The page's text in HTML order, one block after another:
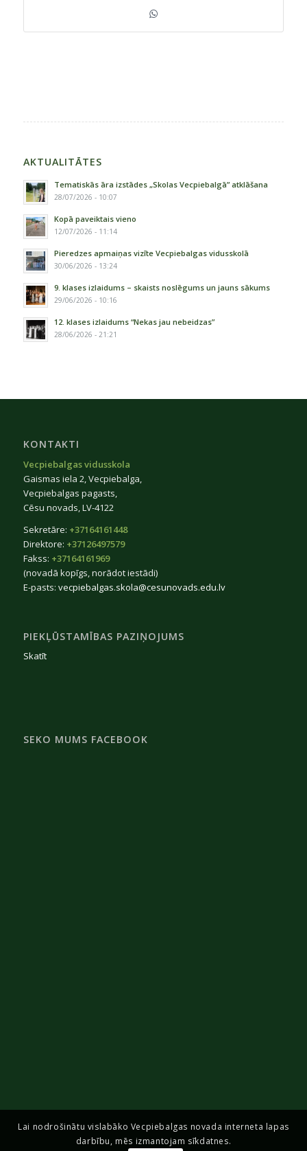
AKTUALITĀTES
Tematiskās āra izstādes „Skolas Vecpiebalgā” atklāšana
28/07/2026 - 10:07
Kopā paveiktais vieno
12/07/2026 - 11:14
Pieredzes apmaiņas vizīte Vecpiebalgas vidusskolā
30/06/2026 - 13:24
9. klases izlaidums – skaists noslēgums un jauns sākums
29/06/2026 - 10:16
12. klases izlaidums “Nekas jau nebeidzas”
28/06/2026 - 21:21
KONTAKTI
Vecpiebalgas vidusskola
Gaismas iela 2, Vecpiebalga,
Vecpiebalgas pagasts,
Cēsu novads, LV-4122
Sekretāre: +37164161448
Direktore: +37126497579
Fakss: +37164161969
(novadā kopīgs, norādot iestādi)
E-pasts: vecpiebalgas.skola@cesunovads.edu.lv
PIEKĻŪSTAMĪBAS PAZIŅOJUMS
Skatīt
SEKO MUMS FACEBOOK
Lai nodrošinātu vislabāko Vecpiebalgas novada interneta lapas
darbību, mēs izmantojam sīkdatnes.